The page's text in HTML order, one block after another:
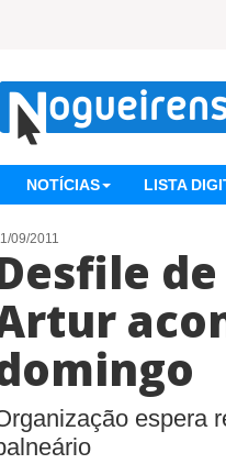
NOTÍCIAS LISTA
09/2011
espera